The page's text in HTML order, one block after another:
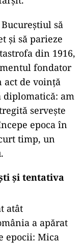
să
și să parieze
din 1916,
fondator
act de voință
am
servește
epoca în
timp, un
și tentativa
atât
a apărat
epocii: Mica